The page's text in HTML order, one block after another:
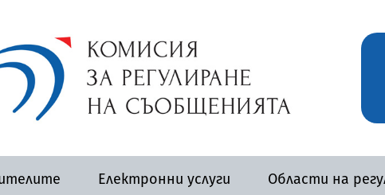
Електронни услуги Области на